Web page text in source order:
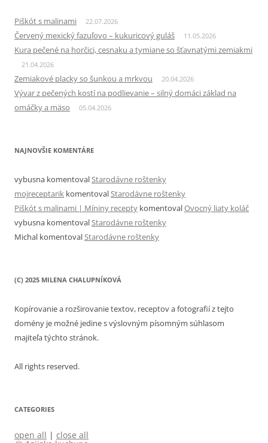
Piškót s malinami 22.07.2026
Červený mexický fazuľovo – kukuricový guláš 11.05.2026
Kura pečené na horčici, cesnaku a tymiane so šťavnatými zemiakmi
21.04.2026
Zemiakové placky so šunkou a mrkvou 20.04.2026
Vývar z pečených kostí na podlievanie – silný domáci základ na
omáčky a mäso
05.04.2026
NAJNOVŠIE KOMENTÁRE
vybusna komentovalStarodávne roštenky
mojreceptarik komentovalStarodávne roštenky
Piškót s malinami | Míniny recepty komentovalOvocný liaty koláč
vybusna komentovalStarodávne roštenky
Michal komentovalStarodávne roštenky
(C) 2025 MILENA CHALUPNÍKOVÁ
Kopírovanie a rozširovanie textov, receptov a fotografií z tejto
domény je možné jedine s výslovným písomným súhlasom
majiteľa týchto stránok.
All rights reserved.
CATEGORIES
open all | close all